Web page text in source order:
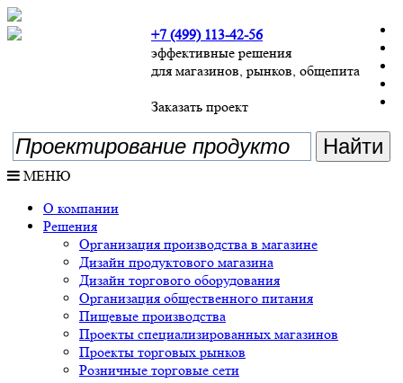
+7 (499) 113-42-56
эффективные решения
для магазинов, рынков, общепита
Заказать проект
МЕНЮ
О компании
Решения
Организация производства в магазине
Дизайн продуктового магазина
Дизайн торгового оборудования
Организация общественного питания
Пищевые производства
Проекты специализированных магазинов
Проекты торговых рынков
Розничные торговые сети